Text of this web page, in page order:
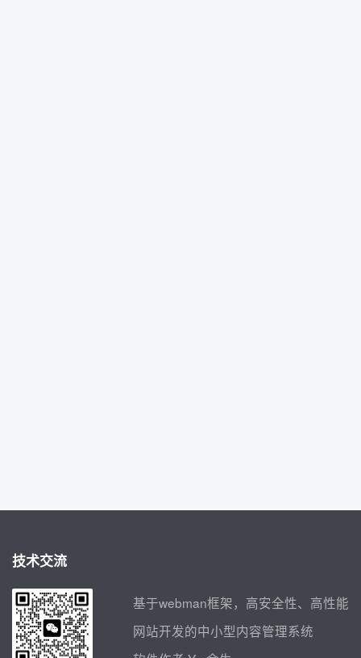
技术交流
基于webman框架，高安全性、高性能
网站开发的中小型内容管理系统